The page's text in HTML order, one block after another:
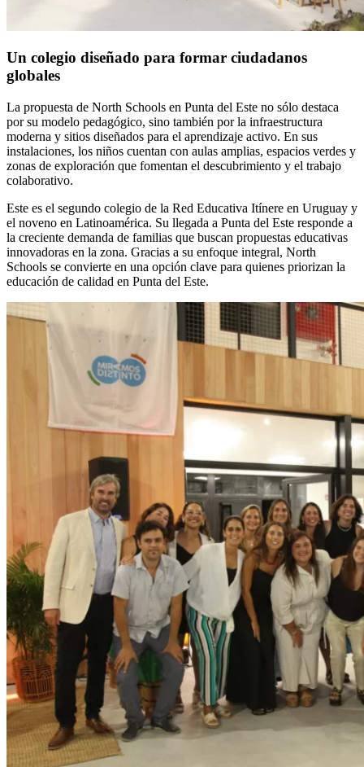
Un colegio diseñado para formar ciudadanos
globales
La propuesta de North Schools en Punta del Este no sólo destaca
por su modelo pedagógico, sino también por la infraestructura
moderna y sitios diseñados para el aprendizaje activo. En sus
instalaciones, los niños cuentan con aulas amplias, espacios verdes y
zonas de exploración que fomentan el descubrimiento y el trabajo
colaborativo.
Este es el segundo colegio de la Red Educativa Itínere en Uruguay y
el noveno en Latinoamérica. Su llegada a Punta del Este responde a
la creciente demanda de familias que buscan propuestas educativas
innovadoras en la zona. Gracias a su enfoque integral, North
Schools se convierte en una opción clave para quienes priorizan la
educación de calidad en Punta del Este.